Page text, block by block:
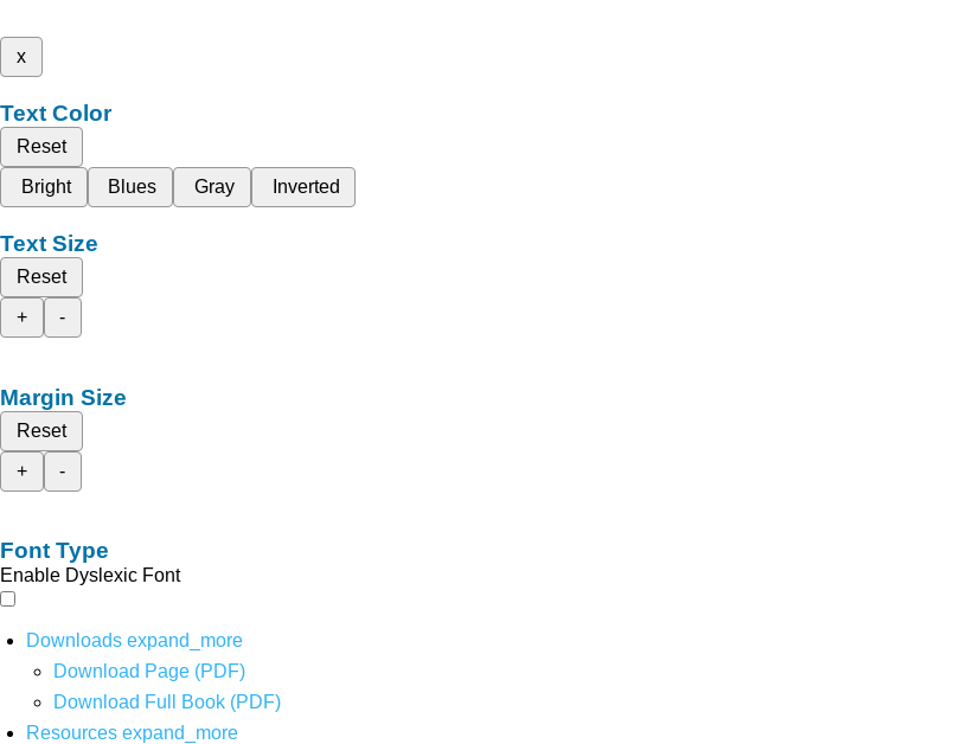
x
Text Color
Reset
Bright
Blues Gray Inverted
Text Size
Reset
+
-
Margin Size
Reset
+
-
Font Type
Enable Dyslexic Font
Downloads expand_more
Download Page (PDF)
Download Full Book (PDF)
Resources expand_more